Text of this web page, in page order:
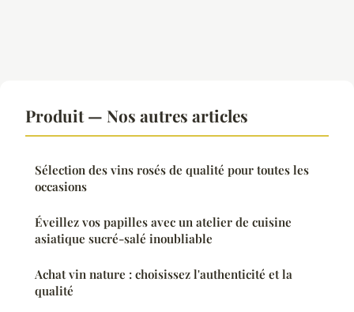
Produit — Nos autres articles
Sélection des vins rosés de qualité pour toutes les
occasions
Éveillez vos papilles avec un atelier de cuisine
asiatique sucré-salé inoubliable
Achat vin nature : choisissez l'authenticité et la
qualité